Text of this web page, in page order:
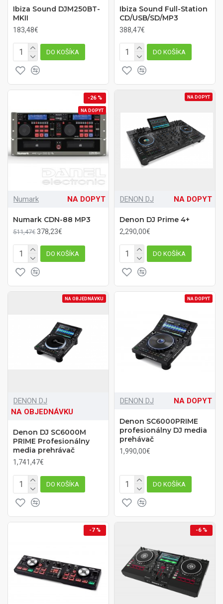
Ibiza Sound DJM250BT-
MKII
183,48€
DO KOŠÍKA
Ibiza Sound Full-Station
CD/USB/SD/MP3
388,47€
DO KOŠÍKA
-26 %
NA DOPYT
Numark NA DOPYT
Numark CDN-88 MP3
511,47€ 378,23€
DO KOŠÍKA
NA DOPYT
DENON DJ NA DOPYT
Denon DJ Prime 4+
2,290,00€
DO KOŠÍKA
NA OBJEDNÁVKU
DENON DJ
NA OBJEDNÁVKU
Denon DJ SC6000M
PRIME Profesionálny
media prehrávač
1,741,47€
DO KOŠÍKA
NA DOPYT
DENON DJ NA DOPYT
Denon SC6000PRIME
profesionálny DJ media
prehávač
1,990,00€
DO KOŠÍKA
-7 % -6 %